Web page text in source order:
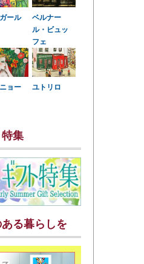
ール
ベルナー
ル・ビュッ
フェ
ョー
ユトリロ
集
る暮らしを